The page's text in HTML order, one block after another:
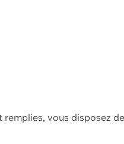
vous disposez